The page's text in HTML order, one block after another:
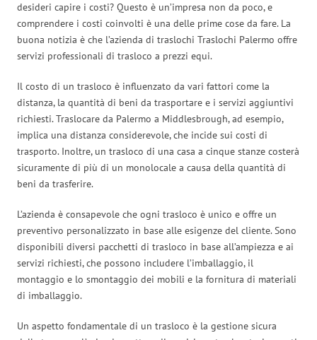
desideri capire i costi? Questo è un’impresa non da poco, e
comprendere i costi coinvolti è una delle prime cose da fare. La
buona notizia è che l’azienda di traslochi Traslochi Palermo offre
servizi professionali di trasloco a prezzi equi.
Il costo di un trasloco è influenzato da vari fattori come la
distanza, la quantità di beni da trasportare e i servizi aggiuntivi
richiesti. Traslocare da Palermo a Middlesbrough, ad esempio,
implica una distanza considerevole, che incide sui costi di
trasporto. Inoltre, un trasloco di una casa a cinque stanze costerà
sicuramente di più di un monolocale a causa della quantità di
beni da trasferire.
L’azienda è consapevole che ogni trasloco è unico e offre un
preventivo personalizzato in base alle esigenze del cliente. Sono
disponibili diversi pacchetti di trasloco in base all’ampiezza e ai
servizi richiesti, che possono includere l’imballaggio, il
montaggio e lo smontaggio dei mobili e la fornitura di materiali
di imballaggio.
Un aspetto fondamentale di un trasloco è la gestione sicura